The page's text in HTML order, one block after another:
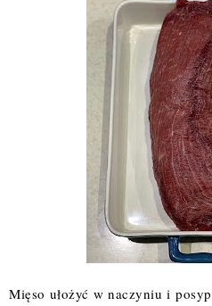
Mięso ułożyć w naczyniu i